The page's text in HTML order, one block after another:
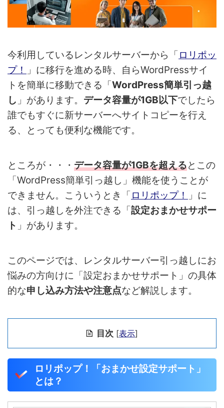
今利用しているレンタルサーバーから「 ロリポッ
プ！
」に移行を進める時、自らWordPressサイ
トを簡単に移動できる「WordPress簡単引っ越
し 」があります。 データ容量が1GB以下でしたら
誰でもすぐに新サーバーへサイトコピーを行え
る、とっても便利な機能です。
ところが・・・ データ容量が1GBを超えるとこの
「WordPress簡単引っ越し」機能を使うことが
できません。こういうとき「 ロリポップ！
」に
は、引っ越しを外注できる「設定おまかせサポー
ト 」があります。
このページでは、レンタルサーバー引っ越しにお
悩みの方向けに「設定おまかせサポート」の具体
的な申し込み方法や注意点など解説します。
目次 [表示]
ロリポップ！「おまかせ設定サポート」
とは？